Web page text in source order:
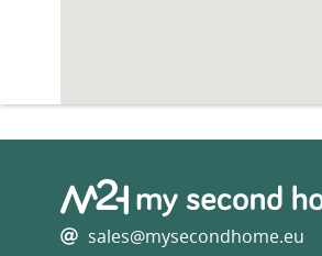
sales@mysecondhome.eu